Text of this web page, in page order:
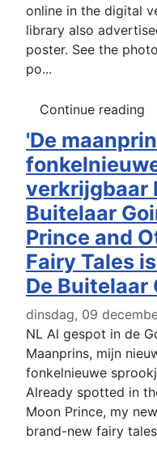
online in the digital
library also
poster. See the
po...
Continue reading
'De
verkrijgbaar
Buitelaar
Prince and
Fairy Tales
De Buitelaar
dinsdag, 09
NL Al gespot in de
Maanprins, mijn
fonkelnieuwe
Already spotted in
Moon Prince, my
brand-new fairy